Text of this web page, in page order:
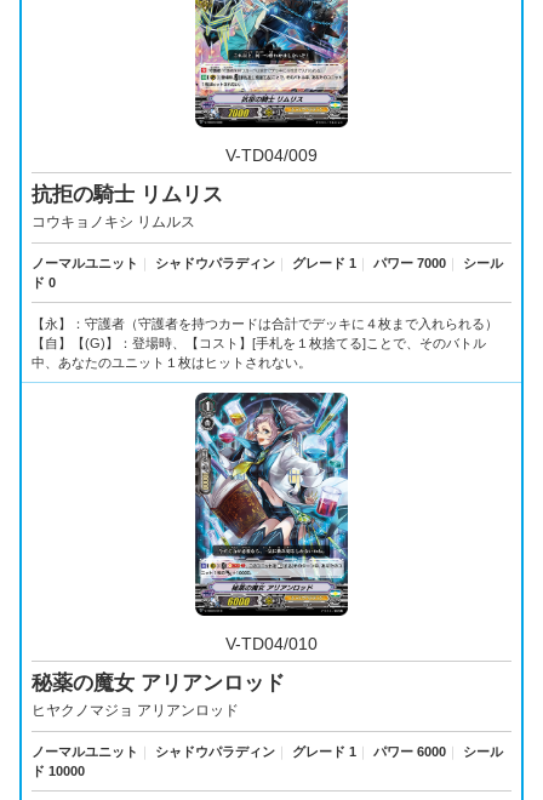
V-TD04/009
抗拒の騎士 リムリス
コウキョノキシ リムルス
ノーマルユニット ｜ シャドウパラディン ｜ グレード 1 ｜ パワー 7000 ｜
シール
ド 0
【永】：守護者（守護者を持つカードは合計でデッキに４枚まで入れられる）
【自】【(G)】：登場時、【コスト】[手札を１枚捨てる]ことで、そのバトル
中、あなたのユニット１枚はヒットされない。
V-TD04/010
秘薬の魔女 アリアンロッド
ヒヤクノマジョ アリアンロッド
ノーマルユニット ｜ シャドウパラディン ｜ グレード 1 ｜ パワー 6000 ｜
シール
ド 10000